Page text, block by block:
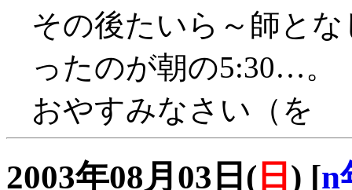
その後たいら～師と
ったのが朝の5:30…。
おやすみなさい（を
2003年08月03日( 日 ) [n